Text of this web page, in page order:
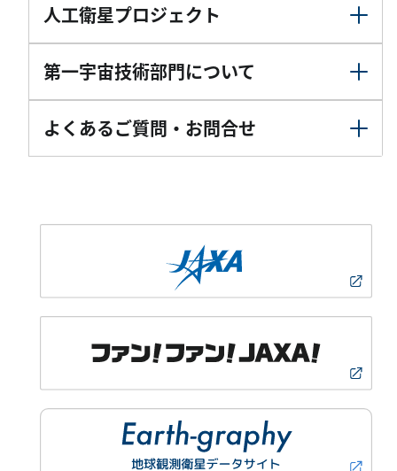
人工衛星プロジェクト
第一宇宙技術部門について
よくあるご質問・お問合せ